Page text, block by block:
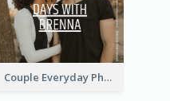
Couple Everyday Photo Book